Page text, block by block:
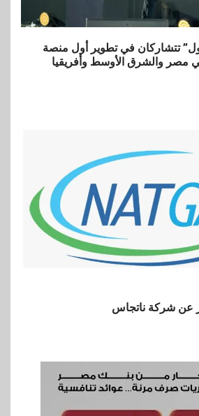
تتشاركان في تطوير أول منصة
مصر والشرق الأوسط وأفريقيا
عن شركة ناتجاس